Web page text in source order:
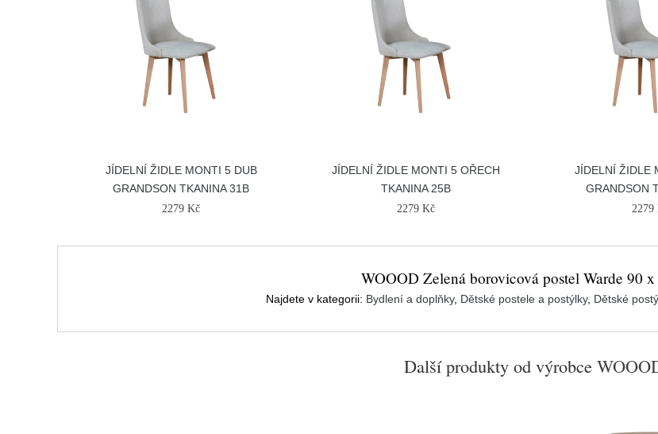
JÍDELNÍ ŽIDLE MONTI 5 DUB
GRANDSON TKANINA 31B
2279 Kč
JÍDELNÍ ŽIDLE MONTI 5 OŘECH
TKANINA 25B
2279 Kč
JÍDELNÍ ŽIDLE
GRANDSON
2279
WOOOD Zelená borovicová postel Warde 90
Najdete v kategorii: Bydlení a doplňky, Dětské postele a postýlky, Dětské
Další produkty od výrobce